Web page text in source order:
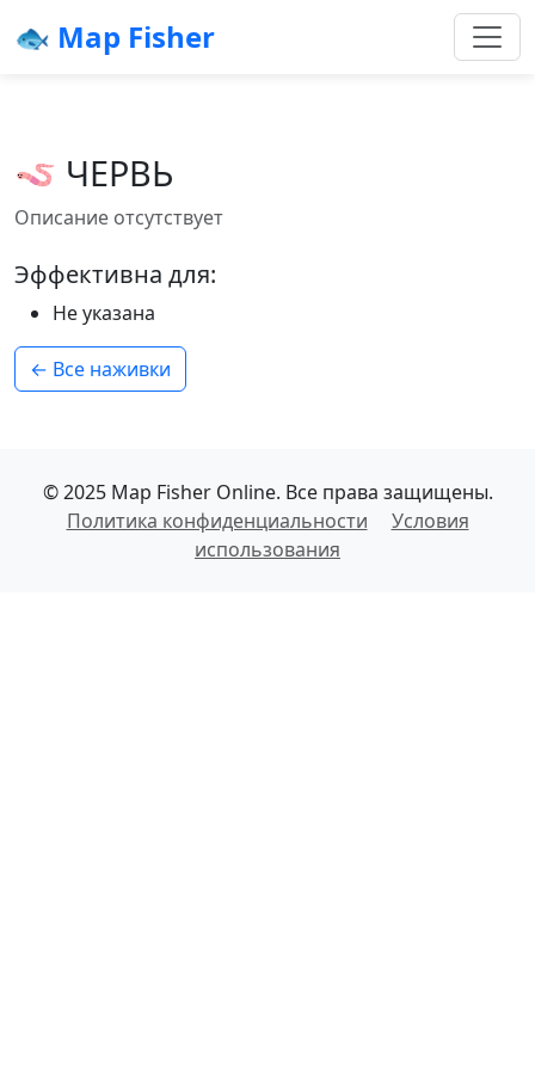
🐟 Map Fisher
🪱 ЧЕРВЬ
Описание отсутствует
Эффективна для:
Не указана
← Все наживки
© 2025 Map Fisher Online. Все права защищены.
Политика конфиденциальности
Условия
использования